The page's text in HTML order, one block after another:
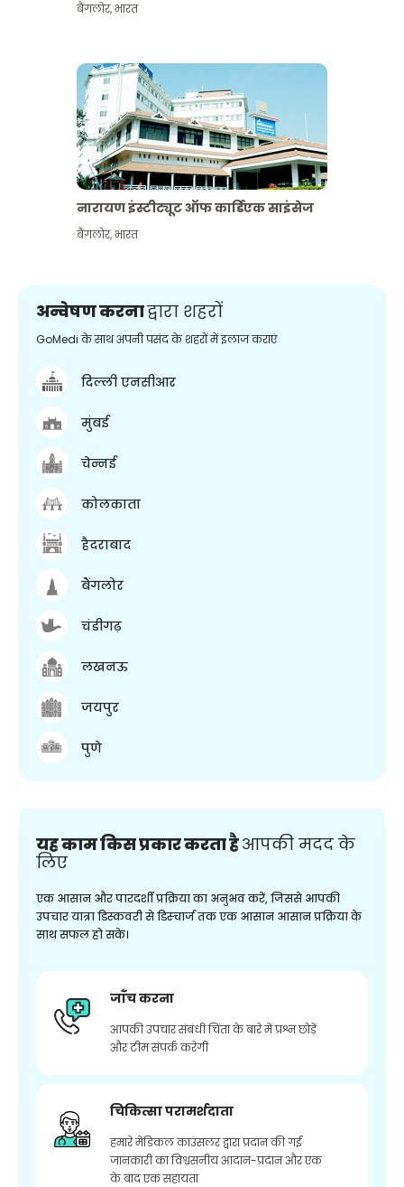
बैंगलोर,भारत
नारायण इंस्टीट्यूट ऑफ कार्डिएक साइंसेज
बैंगलोर,भारत
अन्वेषण करनाद्वारा शहरों
GoMedi के साथ अपनी पसंद के शहरों में इलाज कराएं
दिल्ली एनसीआर
मुंबई
चेन्नई
कोलकाता
हैदराबाद
बैंगलोर
चंडीगढ़
लखनऊ
जयपुर
पुणे
यह काम किस प्रकार करता हैआपकी मदद के
लिए
एक आसान और पारदर्शी प्रक्रिया का अनुभव करें, जिससे आपकी
उपचार यात्रा डिस्कवरी से डिस्चार्ज तक एक आसान आसान प्रक्रिया के
साथ सफल हो सके।
जाँच करना
आपकी उपचार संबंधी चिंता के बारे में प्रश्न छोड़ें
और टीम संपर्क करेगी
चिकित्सा परामर्शदाता
हमारे मेडिकल काउंसलर द्वारा प्रदान की गई
जानकारी का विश्वसनीय आदान-प्रदान और एक
के बाद एक सहायता